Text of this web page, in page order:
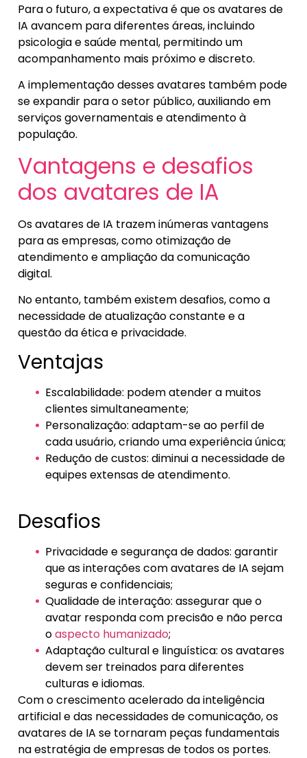
Para o futuro, a expectativa é que os avatares de
IA avancem para diferentes áreas, incluindo
psicologia e saúde mental, permitindo um
acompanhamento mais próximo e discreto.
A implementação desses avatares também pode
se expandir para o setor público, auxiliando em
serviços governamentais e atendimento à
população.
Vantagens e desafios
dos avatares de IA
Os avatares de IA trazem inúmeras vantagens
para as empresas, como otimização de
atendimento e ampliação da comunicação
digital.
No entanto, também existem desafios, como a
necessidade de atualização constante e a
questão da ética e privacidade.
Ventajas
Escalabilidade: podem atender a muitos
clientes simultaneamente;
Personalização: adaptam-se ao perfil de
cada usuário, criando uma experiência única;
Redução de custos: diminui a necessidade de
equipes extensas de atendimento.
Desafios
Privacidade e segurança de dados: garantir
que as interações com avatares de IA sejam
seguras e confidenciais;
Qualidade de interação: assegurar que o
avatar responda com precisão e não perca
oaspecto humanizado;
Adaptação cultural e linguística: os avatares
devem ser treinados para diferentes
culturas e idiomas.
Com o crescimento acelerado da inteligência
artificial e das necessidades de comunicação, os
avatares de IA se tornaram peças fundamentais
na estratégia de empresas de todos os portes.